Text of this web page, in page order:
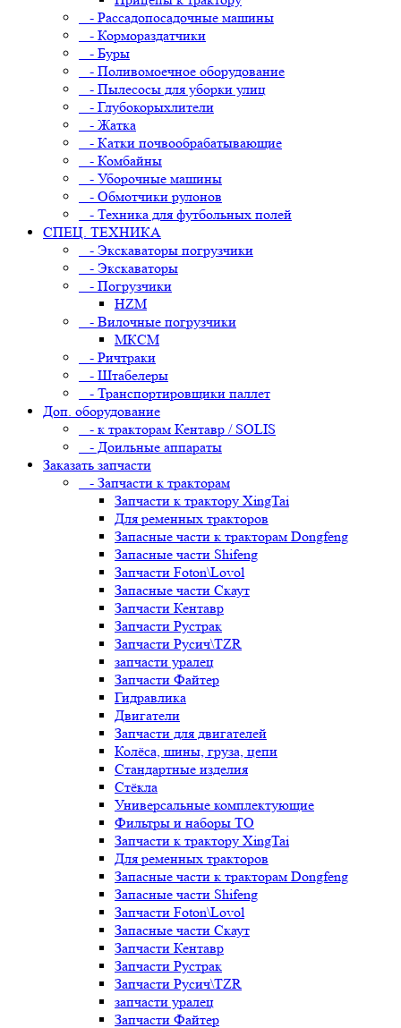
- Рассадопосадочные машины
- Кормораздатчики
- Буры
- Поливомоечное оборудование
- Пылесосы для уборки улиц
- Глубокорыхлители
- Жатка
- Катки почвообрабатывающие
- Комбайны
- Уборочные машины
- Обмотчики рулонов
- Техника для футбольных полей
СПЕЦ. ТЕХНИКА
- Экскаваторы погрузчики
- Экскаваторы
- Погрузчики
HZM
- Вилочные погрузчики
МКСМ
- Ричтраки
- Штабелеры
- Транспортировщики паллет
Доп. оборудование
- к тракторам Кентавр / SOLIS
- Доильные аппараты
Заказать запчасти
- Запчасти к тракторам
Запчасти к трактору XingTai
Для ременных тракторов
Запасные части к тракторам Dongfeng
Запасные части Shifeng
Запчасти Foton\Lovol
Запасные части Скаут
Запчасти Кентавр
Запчасти Рустрак
Запчасти Русич\TZR
запчасти уралец
Запчасти Файтер
Гидравлика
Двигатели
Запчасти для двигателей
Колёса, шины, груза, цепи
Стандартные изделия
Стёкла
Универсальные комплектующие
Фильтры и наборы ТО
Запчасти к трактору XingTai
Для ременных тракторов
Запасные части к тракторам Dongfeng
Запасные части Shifeng
Запчасти Foton\Lovol
Запасные части Скаут
Запчасти Кентавр
Запчасти Рустрак
Запчасти Русич\TZR
запчасти уралец
Запчасти Файтер